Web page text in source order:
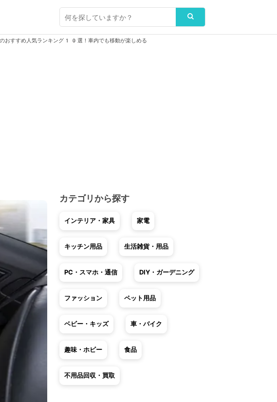
のおすすめ人気ランキング10選！車内でも移動が楽しめる
カテゴリから探す
インテリア・家具 家電
キッチン用品 生活雑貨・用品
PC・スマホ・通信 DIY・ガーデニング
ファッション ペット用品
ベビー・キッズ 車・バイク
趣味・ホビー 食品
不用品回収・買取